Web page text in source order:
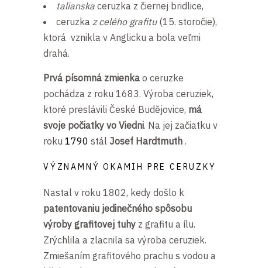
talianska ceruzka z čiernej bridlice,
ceruzka z celého grafitu(15. storočie),
ktorá vznikla v Anglicku a bola veľmi
drahá.
Prvá písomná zmienka o ceruzke
pochádza z roku 1683. Výroba ceruziek,
ktoré preslávili České Budějovice, má
svoje počiatky vo Viedni. Na jej začiatku v
roku 1790 stál Josef Hardtmuth .
VÝZNAMNÝ OKAMIH PRE CERUZKY
Nastal v roku 1802, kedy došlo k
patentovaniu jedinečného spôsobu
výroby grafitovej tuhy z grafitu a ílu.
Zrýchlila a zlacnila sa výroba ceruziek.
Zmiešaním grafitového prachu s vodou a